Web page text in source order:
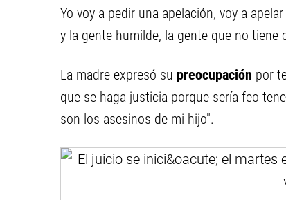
Yo voy a pedir una apelación, voy a
y la gente humilde, la gente que no
La madre expresó su preocupación por
que se haga justicia porque sería feo
son los asesinos de mi hijo".